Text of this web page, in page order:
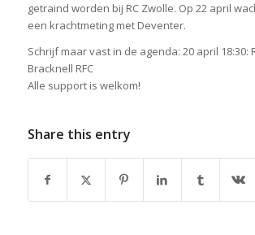
getraind worden bij RC Zwolle. Op 22 april
een krachtmeting met Deventer.
Schrijf maar vast in de agenda: 20 april 18:30:
Bracknell RFC
Alle support is welkom!
Share this entry